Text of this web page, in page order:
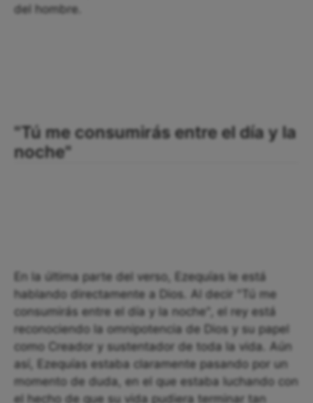
del hombre.
"Tú me consumirás entre el día y la
noche"
En la última parte del verso, Ezequías le está
hablando directamente a Dios. Al decir "Tú me
consumirás entre el día y la noche", el rey está
reconociendo la omnipotencia de Dios y su papel
como Creador y sustentador de toda la vida. Aún
así, Ezequías estaba claramente pasando por un
momento de duda, en el que estaba luchando con
el hecho de que su vida pudiera terminar tan